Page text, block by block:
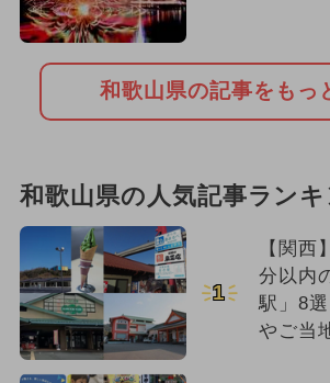
和歌山県の記事をもっ
和歌山県の人気記事ラン
1
【関西
分以内
駅」8
やご当